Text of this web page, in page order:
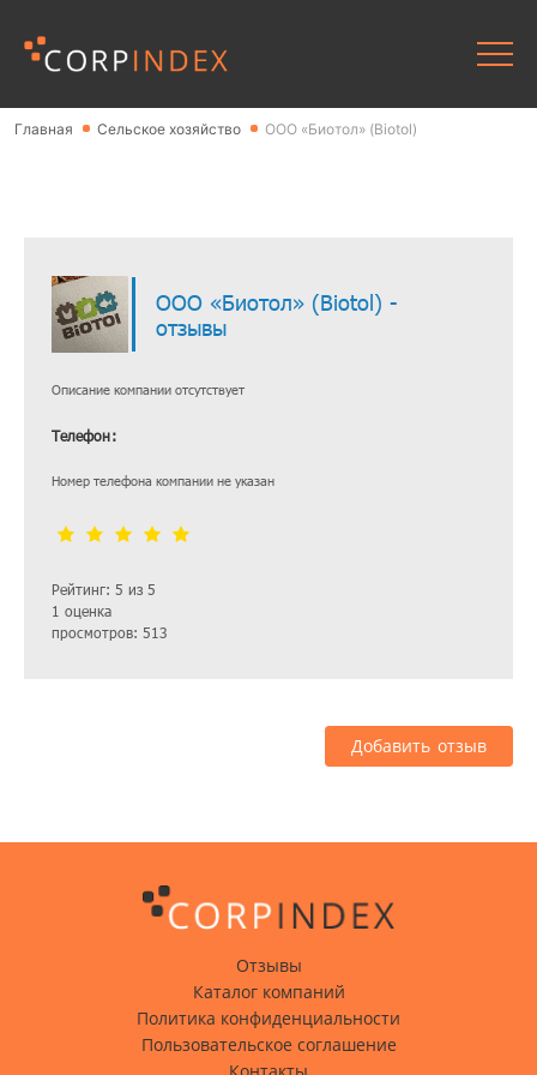
Главная Сельское хозяйство ООО «Биотол» (Biotol)
ООО «Биотол» (Biotol) -
отзывы
Описание компании отсутствует
Рейтинг: 5 из 5
1 оценка
просмотров: 513
Телефон:
Номер телефона компании не указан
Добавить отзыв
Отзывы
Каталог компаний
Политика конфиденциальности
Пользовательское соглашение